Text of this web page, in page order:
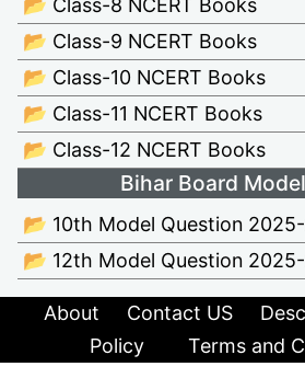
📂 Class-8 NCERT Books
📂 Class-9 NCERT Books
📂 Class-10 NCERT Books
📂 Class-11 NCERT Books
📂 Class-12 NCERT Books
Bihar Board
📂 10th Model Question
📂 12th Model Question
About Contact US
Policy
Terms and